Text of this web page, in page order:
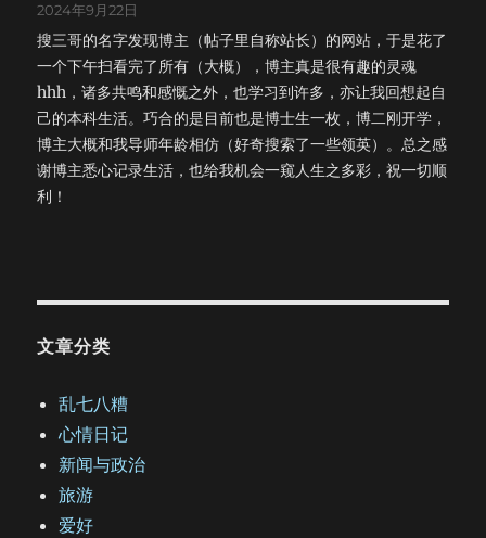
2024年9月22日
搜三哥的名字发现博主（帖子里自称站长）的网站，于是花了
一个下午扫看完了所有（大概），博主真是很有趣的灵魂
hhh，诸多共鸣和感慨之外，也学习到许多，亦让我回想起自
己的本科生活。巧合的是目前也是博士生一枚，博二刚开学，
博主大概和我导师年龄相仿（好奇搜索了一些领英）。总之感
谢博主悉心记录生活，也给我机会一窥人生之多彩，祝一切顺
利！
文章分类
乱七八糟
心情日记
新闻与政治
旅游
爱好